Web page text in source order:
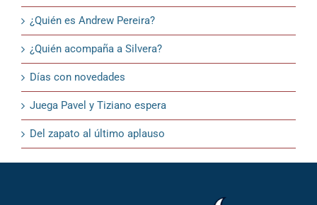
¿Quién es Andrew Pereira?
¿Quién acompaña a Silvera?
Días con novedades
Juega Pavel y Tiziano espera
Del zapato al último aplauso